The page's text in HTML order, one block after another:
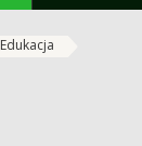
Edukacja